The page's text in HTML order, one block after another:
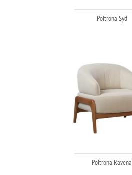
Poltrona Syd
Poltrona Ravena